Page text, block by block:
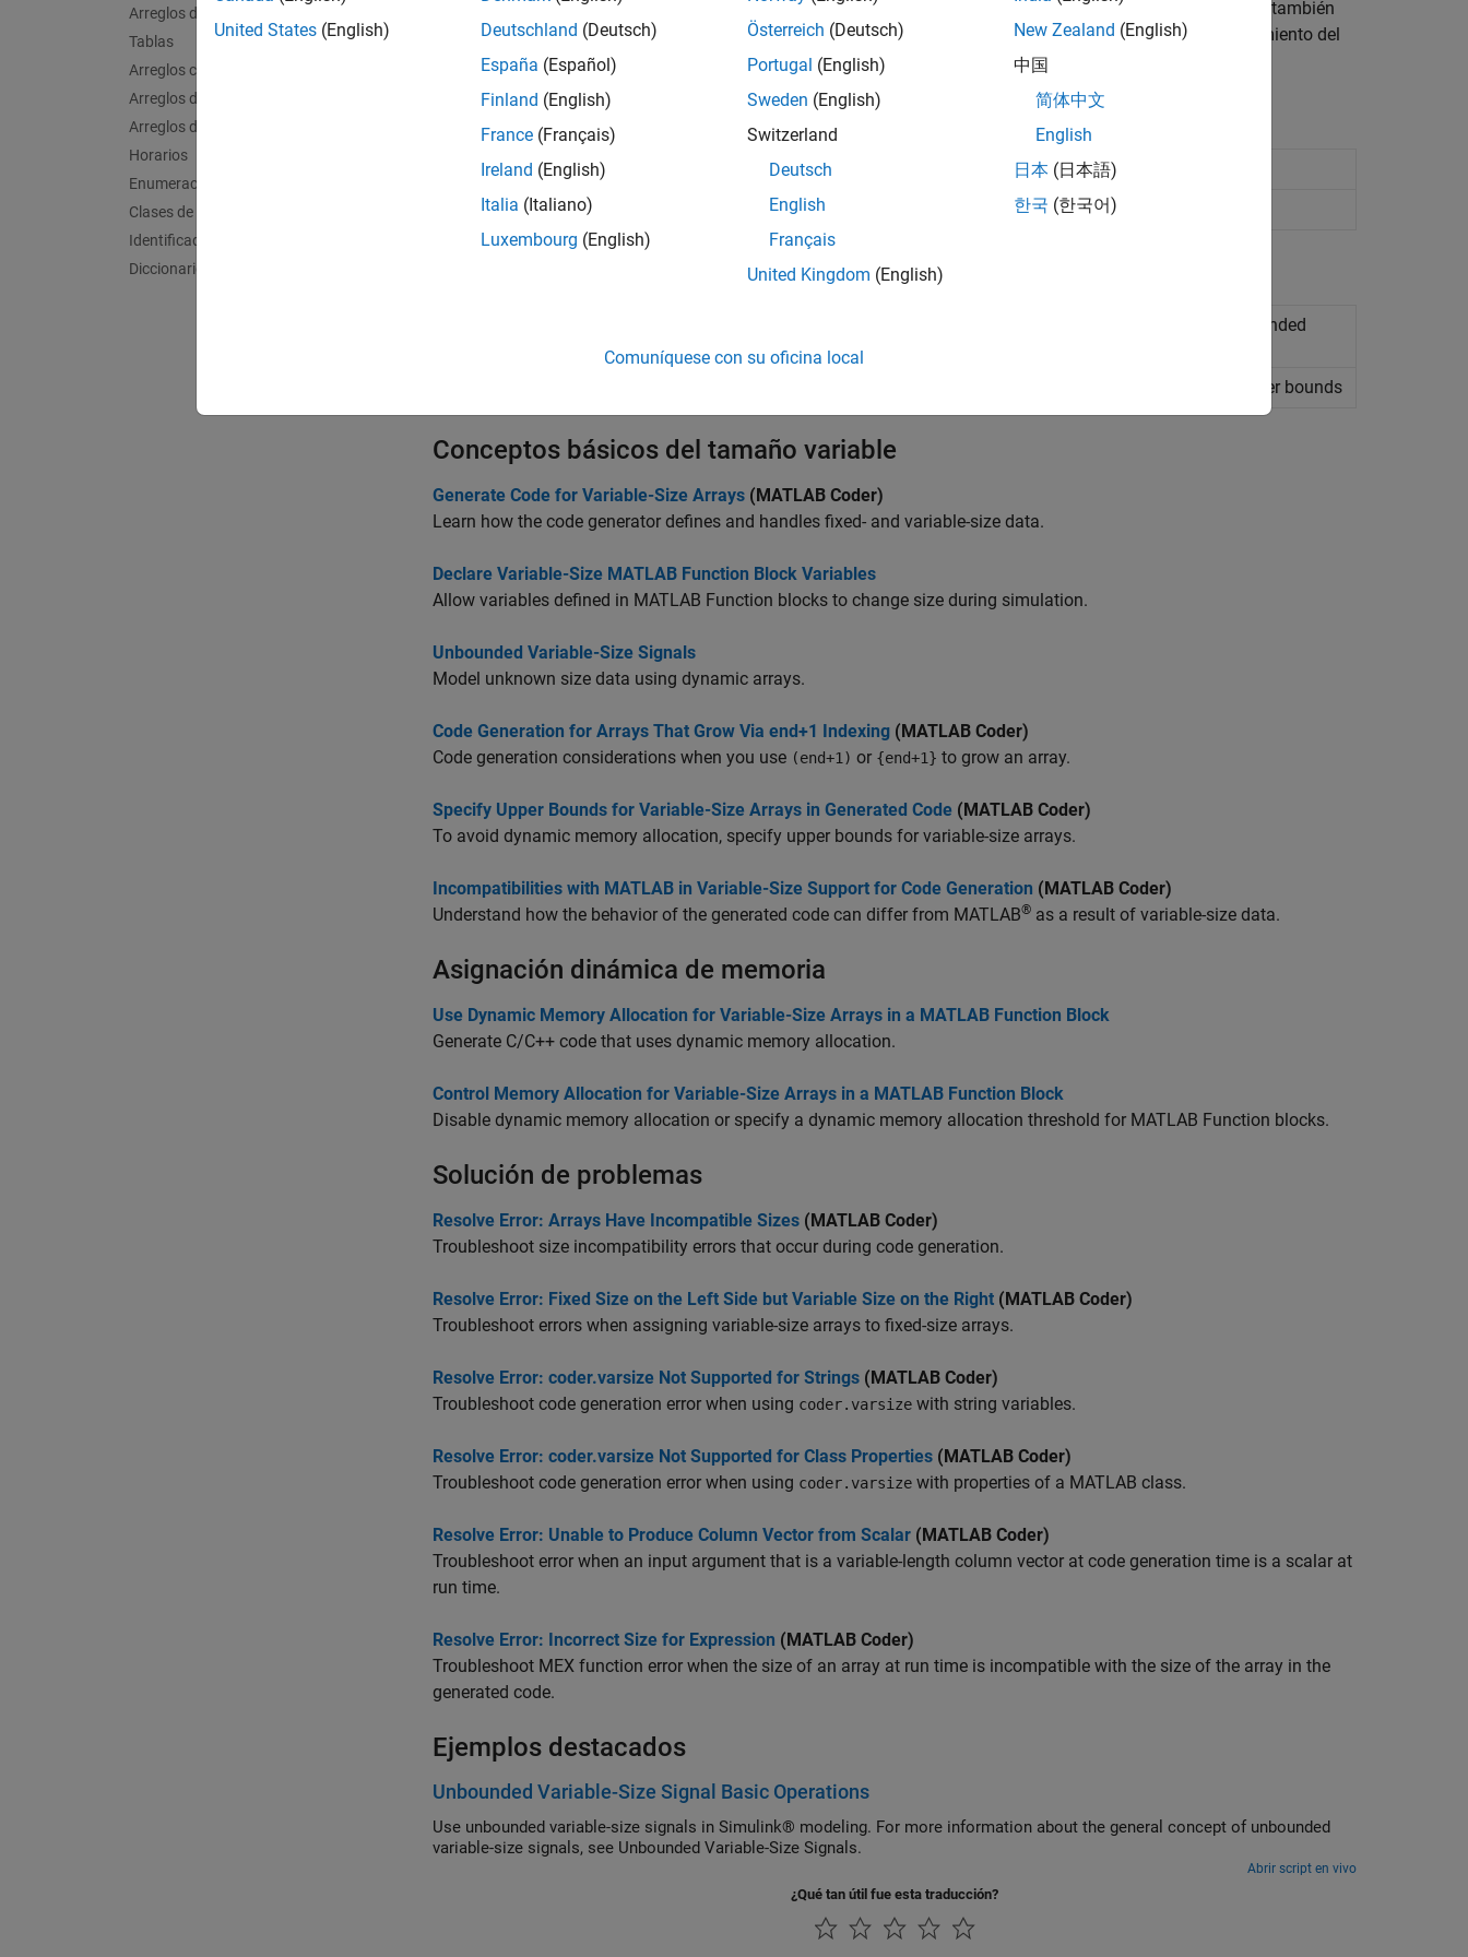
Arreglos de celdas
Tablas
Arreglos categóricos
Arreglos de fecha/hora
Arreglos de duración
Horarios
Enumeraciones
Clases de MATLAB
Identificadores de función
Diccionarios
resolver los errores durante la generación de código. Si la aplicación no requiere arreglos de tamaño variable, también
puede perfeccionar los tamaños variables y la asignación dinámica de memoria para poder mejorar el rendimiento del
código generado.
Bloques
MATLAB Function IncludeMATLAB
models
MATLAB System
IncludeSystem object
Check if current configuration settings allow unbounded
Resolve size incompatibility errors and declare upper bounds
Conceptos básicos del tamaño variable
Generate Code for Variable-Size Arrays (MATLAB Coder)
Learn how the code generator defines and handles fixed- and variable-size data.
Declare Variable-Size MATLAB Function Block Variables
Allow variables defined in MATLAB Function blocks to change size during simulation.
Unbounded Variable-Size Signals
Model unknown size data using dynamic arrays.
Code Generation for Arrays That Grow Via end+1 Indexing (MATLAB Coder)
Code generation considerations when you use (end+1) or {end+1} to grow an array.
Specify Upper Bounds for Variable-Size Arrays in Generated Code (MATLAB Coder)
To avoid dynamic memory allocation, specify upper bounds for variable-size arrays.
Incompatibilities with MATLAB in Variable-Size Support for Code Generation (MATLAB Coder)
Understand how the behavior of the generated code can differ from MATLAB® as a result of variable-size data.
Asignación dinámica de memoria
Use Dynamic Memory Allocation for Variable-Size Arrays in a MATLAB Function Block
Generate C/C++ code that uses dynamic memory allocation.
Control Memory Allocation for Variable-Size Arrays in a MATLAB Function Block
Disable dynamic memory allocation or specify a dynamic memory allocation threshold for MATLAB Function blocks.
Solución de problemas
Resolve Error: Arrays Have Incompatible Sizes (MATLAB Coder)
Troubleshoot size incompatibility errors that occur during code generation.
Resolve Error: Fixed Size on the Left Side but Variable Size on the Right (MATLAB Coder)
Troubleshoot errors when assigning variable-size arrays to fixed-size arrays.
Resolve Error: coder.varsize Not Supported for Strings (MATLAB Coder)
Troubleshoot code generation error when using coder.varsize with string variables.
Resolve Error: coder.varsize Not Supported for Class Properties (MATLAB Coder)
Troubleshoot code generation error when using coder.varsize with properties of a MATLAB class.
Resolve Error: Unable to Produce Column Vector from Scalar (MATLAB Coder)
Troubleshoot error when an input argument that is a variable-length column vector at code generation time is a scalar at
run time.
Resolve Error: Incorrect Size for Expression (MATLAB Coder)
Troubleshoot MEX function error when the size of an array at run time is incompatible with the size of the array in the
generated code.
Ejemplos destacados
Unbounded Variable-Size Signal Basic Operations
Use unbounded variable-size signals in Simulink® modeling. For more information about the general concept of unbounded
variable-size signals, see Unbounded Variable-Size Signals.
Abrir script en vivo
¿Qué tan útil fue esta traducción?
United States (English)
Deutschland (Deutsch)
España (Español)
Finland (English)
France (Français)
Ireland (English)
Italia (Italiano)
Luxembourg (English)
Österreich (Deutsch)
Portugal (English)
Sweden (English)
Switzerland
Deutsch
English
Français
United Kingdom (English)
New Zealand (English)
中国
简体中文
English
日本 (日本語)
한국 (한국어)
Comuníquese con su oficina local